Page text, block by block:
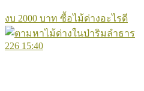
งบ 2000 บาท ซื้อไม้ด่างอะไรดี
226 15:40